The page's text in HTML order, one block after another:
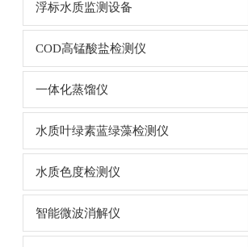
浮标水质监测设备
COD高锰酸盐检测仪
一体化蒸馏仪
水质叶绿素蓝绿藻检测仪
水质色度检测仪
智能微波消解仪